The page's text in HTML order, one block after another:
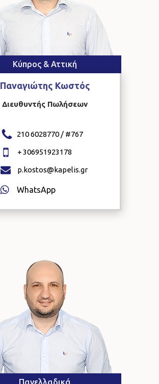
Κύπρος & Αττική
Παναγιώτης Κωστός
Διευθυντής Πωλήσεων
210 6028770 / #767
+306951923178
p.kostos@kapelis.gr
WhatsApp
Πανελλαδικά